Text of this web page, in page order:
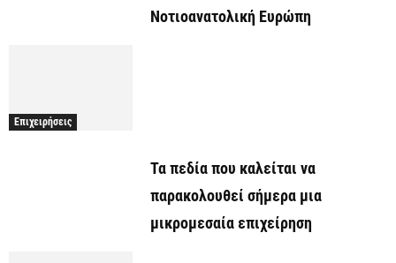
Νοτιοανατολική Ευρώπη
Επιχειρήσεις
Τα πεδία που καλείται να
παρακολουθεί σήμερα μια
μικρομεσαία επιχείρηση